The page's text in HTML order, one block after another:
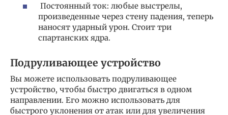
Постоянный ток: любые выстрелы,
произведенные через стену падения, теперь
наносят ударный урон. Стоит три
спартанских ядра.
Подруливающее устройство
Вы можете использовать подруливающее
устройство, чтобы быстро двигаться в одном
направлении. Его можно использовать для
быстрого уклонения от атак или для увеличения